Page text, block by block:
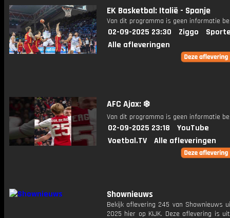
EK Basketbal: Italië - Spanje
Van dit programma is geen informatie
02-09-2025 23:30 Ziggo
Alle afleveringen
AFC Ajax: ❄️
Van dit programma is geen informatie
02-09-2025 23:18
YouTube
Voetbal.TV
Alle afleveringen
Shownieuws
Bekijk aflevering 245 van Shownieuws
2025 hier op KIJK. Deze aflevering is